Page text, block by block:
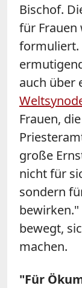
Bischof.
für Frauen
formuliert.
auch über
Frauen,
große
nicht für
sondern
bewegt,
machen.
"Für